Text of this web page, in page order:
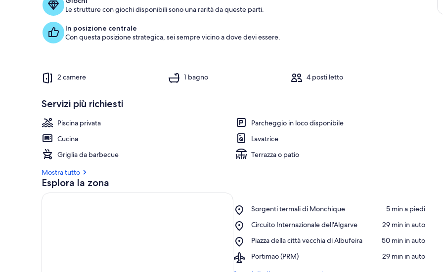
Le strutture con giochi disponibili sono una rarità da queste parti.
In posizione centrale
Con questa posizione strategica, sei sempre vicino a dove devi essere.
2 camere 1 bagno 4 posti letto
Servizi più richiesti
Piscina privata
Parcheggio in loco disponibile
Cucina
Lavatrice
Griglia da barbecue
Terrazza o patio
Mostra tutto
Esplora la zona
Sorgenti termali di Monchique
Place,
termali
Monchique
‪5 min a piedi‬
Circuito Internazionale dell'Algarve
Place,
Internazionale
‪29 min in auto‬
Piazza della città vecchia di Albufeira
Place,
della
‪50 min in auto‬
Portimao (PRM)
Airport,
‪29 min in auto‬